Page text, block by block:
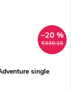
€330,15
–20 %
single